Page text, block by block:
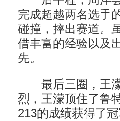
完成超越两名选手
碰撞，摔出赛道。
借丰富的经验以及
先。
最后三圈，王濛
烈，王濛顶住了鲁
213的成绩获得了